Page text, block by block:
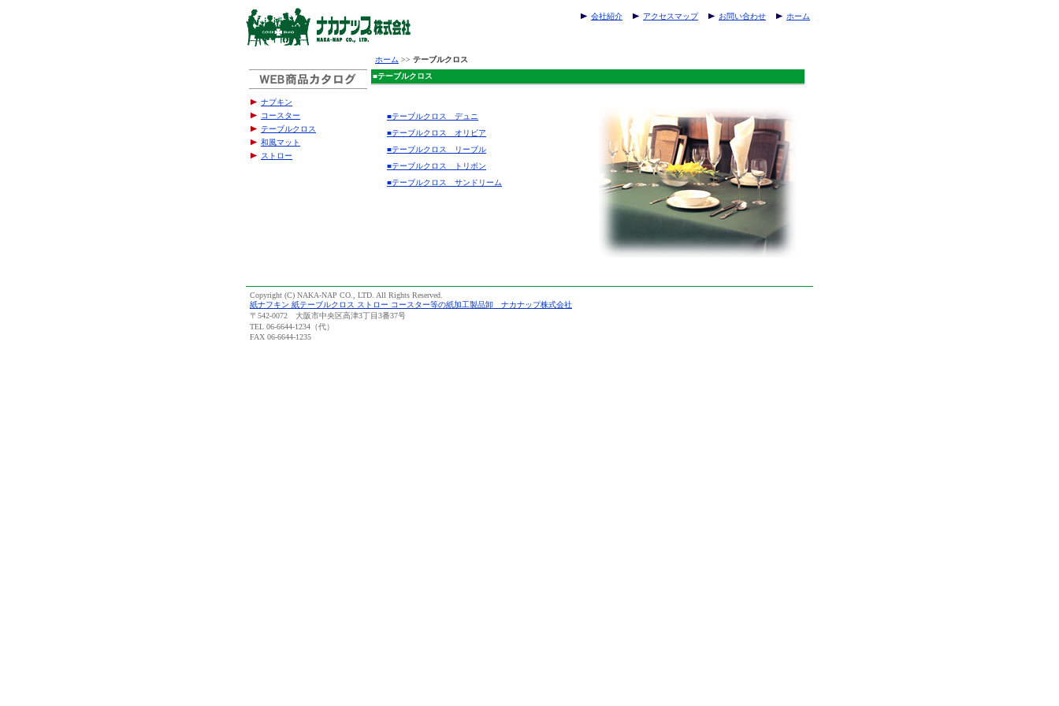
会社紹介 アクセスマップ お問い合わせ ホーム
ホーム >> テーブルクロス
ナプキン
コースター
テーブルクロス
和風マット
ストロー
■テーブルクロス
■テーブルクロス デュニ
■テーブルクロス オリビア
■テーブルクロス リーブル
■テーブルクロス トリボン
■テーブルクロス サンドリーム
Copyright (C) NAKA-NAP CO., LTD. All Rights Reserved.
紙ナフキン 紙テーブルクロス ストロー コースター等の紙加工製品卸 ナカナップ株式会社
〒542-0072 大阪市中央区高津3丁目3番37号
TEL 06-6644-1234（代）
FAX 06-6644-1235